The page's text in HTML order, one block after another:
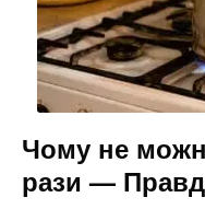
Чому не
рази —